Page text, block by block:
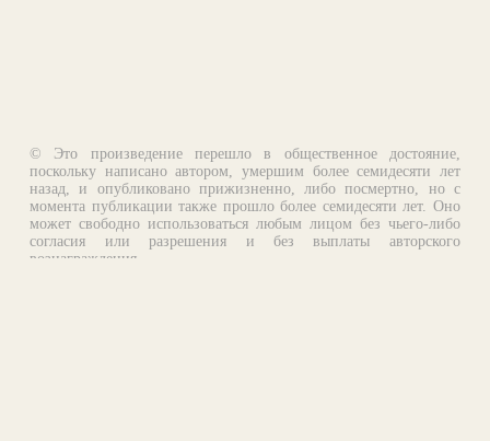
© Это произведение перешло в общественное достояние,
поскольку написано автором, умершим более семидесяти лет
назад, и опубликовано прижизненно, либо посмертно, но с
момента публикации также прошло более семидесяти лет. Оно
может свободно использоваться любым лицом без чьего-либо
согласия или разрешения и без выплаты авторского
вознаграждения.